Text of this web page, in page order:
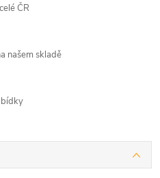
ČR
našem skladě